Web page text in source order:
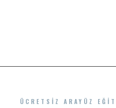
ÜCRETSİZ ARAYÜZ